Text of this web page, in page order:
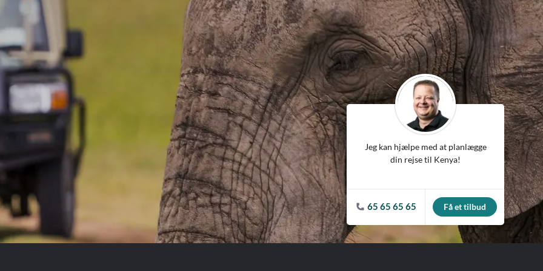
VIVA Cruises
Jeg kan hjælpe med at planlægge
din rejse til Kenya!
65 65 65 65 Få et tilbud